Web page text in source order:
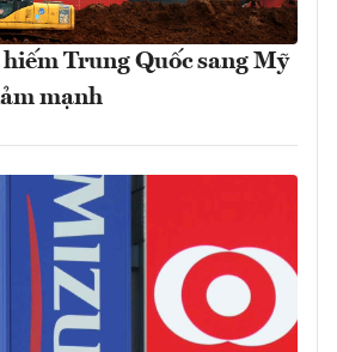
Trung Quốc sang Mỹ
mạnh